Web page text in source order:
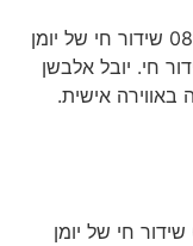
הבוקר הזה - עם יערה שפירא 06:04 - 08:00 שידור חי של יומן
חי. יובל אלבשן
אקטואליה באווירה אישית.
הבוקר הזה - עם רן בנימיני 06:04 - 08:00 שידור חי של יומן